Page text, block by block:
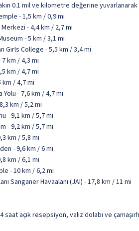
0.1 mil ve kilometre değerine
- 1,5 km / 0,9 mi
- 4,4 km / 2,7 mi
- 5 km / 3,1 mi
Girls College - 5,5 km / 3,4 mi
km / 4,3 mi
km / 4,7 mi
km / 4,7 mi
Yolu - 7,6 km / 4,7 mi
km / 5,2 mi
- 9,1 km / 5,7 mi
- 9,2 km / 5,7 mi
km / 5,8 mi
- 9,6 km / 6 mi
km / 6,1 mi
- 10 km / 6,2 mi
Sanganer Havaalanı (JAI) - 17,8 km / 11 mi
saat açık resepsiyon, valiz dolabı ve